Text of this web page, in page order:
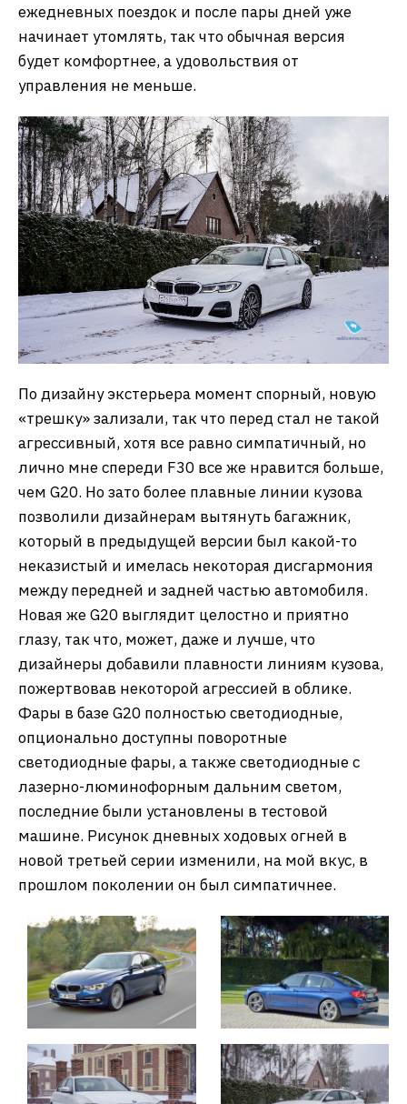
ежедневных поездок и после пары дней уже
начинает утомлять, так что обычная версия
будет комфортнее, а удовольствия от
управления не меньше.
По дизайну экстерьера момент спорный, новую
«трешку» зализали, так что перед стал не такой
агрессивный, хотя все равно симпатичный, но
лично мне спереди F30 все же нравится больше,
чем G20. Но зато более плавные линии кузова
позволили дизайнерам вытянуть багажник,
который в предыдущей версии был какой-то
неказистый и имелась некоторая дисгармония
между передней и задней частью автомобиля.
Новая же G20 выглядит целостно и приятно
глазу, так что, может, даже и лучше, что
дизайнеры добавили плавности линиям кузова,
пожертвовав некоторой агрессией в облике.
Фары в базе G20 полностью светодиодные,
опционально доступны поворотные
светодиодные фары, а также светодиодные с
лазерно-люминофорным дальним светом,
последние были установлены в тестовой
машине. Рисунок дневных ходовых огней в
новой третьей серии изменили, на мой вкус, в
прошлом поколении он был симпатичнее.